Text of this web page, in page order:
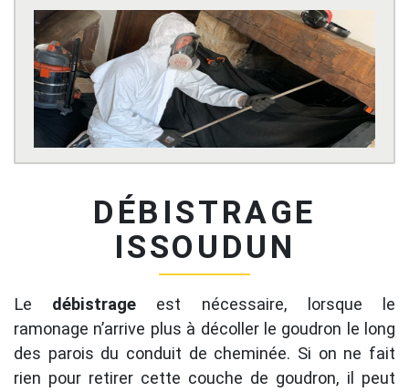
DÉBISTRAGE
ISSOUDUN
Le débistrage est nécessaire, lorsque le
ramonage n’arrive plus à décoller le goudron le long
des parois du conduit de cheminée. Si on ne fait
rien pour retirer cette couche de goudron, il peut